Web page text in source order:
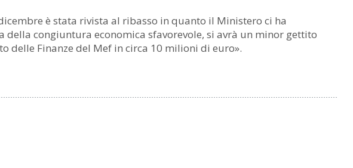
è stata rivista al ribasso in quanto il Ministero ci ha
della congiuntura economica sfavorevole, si avrà un minor gettito
delle Finanze del Mef in circa 10 milioni di euro».